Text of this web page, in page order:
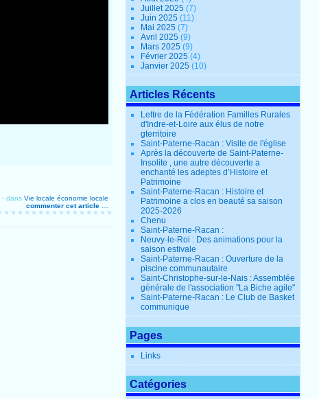
-dans Vie locale économie locale
commenter cet article
Juillet 2025(7)
Juin 2025(11)
Mai 2025(7)
Avril 2025(9)
Mars 2025(9)
Février 2025(4)
Janvier 2025(10)
Articles Récents
Lettre de la Fédération Familles Rurales
d'Indre-et-Loire aux élus de notre
gterritoire
Saint-Paterne-Racan : Visite de l'église
Après la découverte de Saint-Paterne-
Insolite , une autre découverte a
enchanté les adeptes d’Histoire et
Patrimoine
Saint-Paterne-Racan : Histoire et
Patrimoine a clos en beauté sa saison
2025-2026
Chenu
Saint-Paterne-Racan :
Neuvy-le-Roi : Des animations pour la
saison estivale
Saint-Paterne-Racan : Ouverture de la
piscine communautaire
Saint-Christophe-sur-le-Nais : Assemblée
générale de l'association "La Biche agile"
Saint-Paterne-Racan : Le Club de Basket
communique
Pages
Links
Catégories